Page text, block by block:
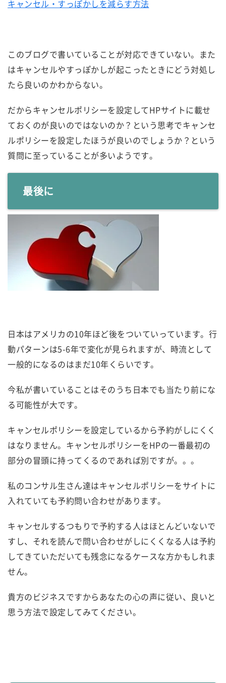
キャンセル・すっぽかしを減らす方法
このブログで書いていることが対応できていない。また
はキャンセルやすっぽかしが起こったときにどう対処し
たら良いのかわからない。
だからキャンセルポリシーを設定してHPサイトに載せ
ておくのが良いのではないのか？という思考でキャンセ
ルポリシーを設定したほうが良いのでしょうか？という
質問に至っていることが多いようです。
最後に
日本はアメリカの10年ほど後をついていっています。行
動パターンは5-6年で変化が見られますが、時流として
一般的になるのはまだ10年くらいです。
今私が書いていることはそのうち日本でも当たり前にな
る可能性が大です。
キャンセルポリシーを設定しているから予約がしにくく
はなりません。キャンセルポリシーをHPの一番最初の
部分の冒頭に持ってくるのであれば別ですが。。。
私のコンサル生さん達はキャンセルポリシーをサイトに
入れていても予約問い合わせがあります。
キャンセルするつもりで予約する人はほとんどいないで
すし、それを読んで問い合わせがしにくくなる人は予約
してきていただいても残念になるケースな方かもしれま
せん。
貴方のビジネスですからあなたの心の声に従い、良いと
思う方法で設定してみてください。